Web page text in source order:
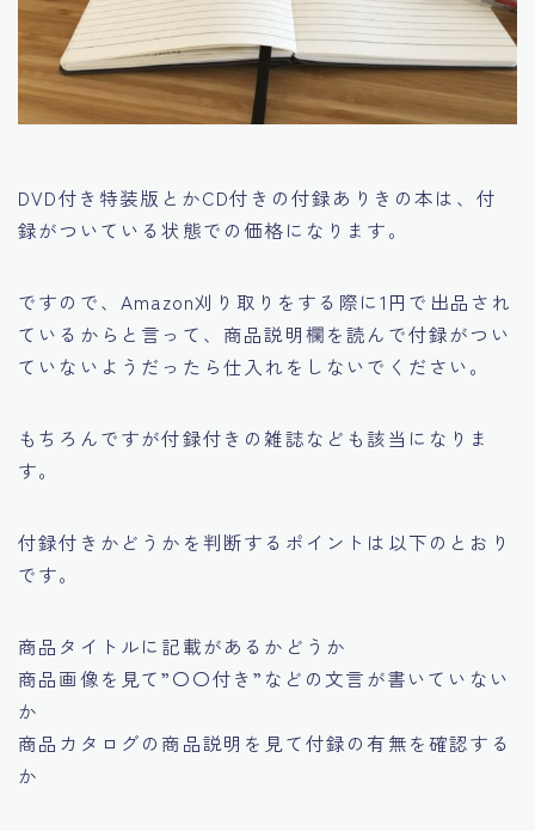
DVD付き特装版とかCD付きの付録ありきの本は、付
録がついている状態での価格になります。
ですので、Amazon刈り取りをする際に1円で出品され
ているからと言って、商品説明欄を読んで付録がつい
ていないようだったら仕入れをしないでください。
もちろんですが付録付きの雑誌なども該当になりま
す。
付録付きかどうかを判断するポイントは以下のとおり
です。
商品タイトルに記載があるかどうか
商品画像を見て”〇〇付き” などの文言が書いていない
か
商品カタログの商品説明を見て付録の有無を確認する
か